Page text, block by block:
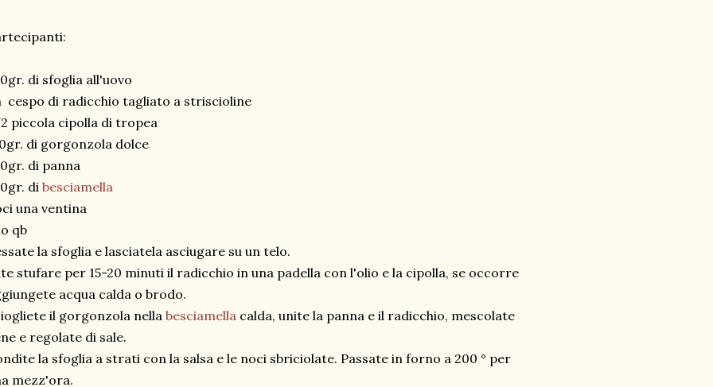
di sfoglia all'uovo
cespo di radicchio tagliato a striscioline
piccola cipolla di tropea
di gorgonzola dolce
di panna
di besciamella
una ventina
qb
la sfoglia e lasciatela asciugare su un telo.
stufare per 15-20 minuti il radicchio in una padella con l'olio e la cipolla, se occorre
acqua calda o brodo.
il gorgonzola nella besciamella calda, unite la panna e il radicchio, mescolate
e regolate di sale.
la sfoglia a strati con la salsa e le noci sbriciolate. Passate in forno a 200 ° per
mezz'ora.